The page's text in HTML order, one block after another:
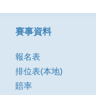
賽事資料
報名表
排位表(本地)
賠率